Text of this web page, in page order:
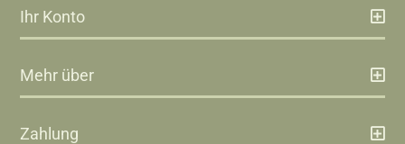
Ihr Konto
Mehr über
Zahlung